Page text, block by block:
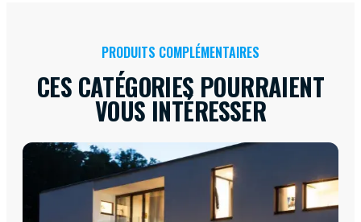
PRODUITS COMPLÉMENTAIRES
CES CATÉGORIES POURRAIENT
VOUS INTÉRESSER